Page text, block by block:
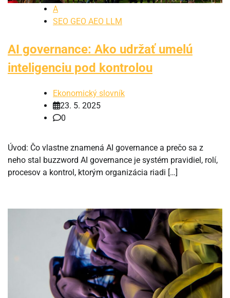
A
SEO GEO AEO LLM
AI governance: Ako udržať umelú
inteligenciu pod kontrolou
Ekonomický slovník
23. 5. 2025
0
Úvod: Čo vlastne znamená AI governance a prečo sa z
neho stal buzzword AI governance je systém pravidiel, rolí,
procesov a kontrol, ktorým organizácia riadi […]